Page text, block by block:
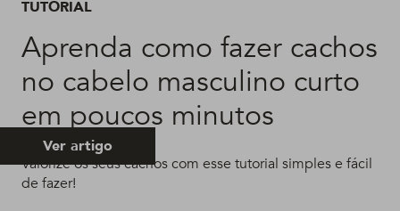
TUTORIAL
Aprenda como fazer cachos
no cabelo masculino curto
em poucos minutos
Valorize os seus cachos com esse tutorial simples e fácil
de fazer!
Ver artigo